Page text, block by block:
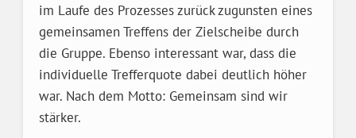
im Laufe des Prozesses zurück zugunsten eines
gemeinsamen Treffens der Zielscheibe durch
die Gruppe. Ebenso interessant war, dass die
individuelle Trefferquote dabei deutlich höher
war. Nach dem Motto: Gemeinsam sind wir
stärker.